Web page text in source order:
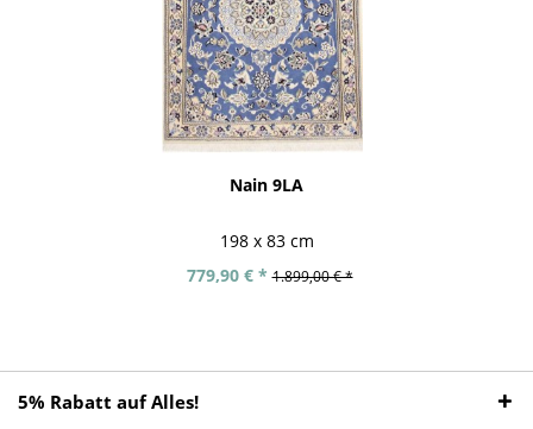
Nain 9LA
198 x 83 cm
779,90 € * 1.899,00 € *
5% Rabatt auf Alles!